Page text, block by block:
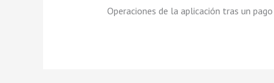
Operaciones de la aplicación tras un